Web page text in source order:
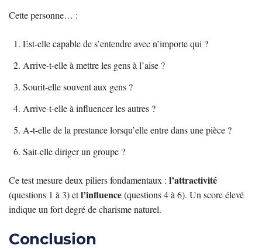
Cette personne… :
Est-elle capable de s’entendre avec n’importe qui ?
Arrive-t-elle à mettre les gens à l’aise ?
Sourit-elle souvent aux gens ?
Arrive-t-elle à influencer les autres ?
A-t-elle de la prestance lorsqu’elle entre dans une pièce ?
Sait-elle diriger un groupe ?
Ce test mesure deux piliers fondamentaux : l’attractivité
(questions 1 à 3) etl’influence(questions 4 à 6). Un score élevé
indique un fort degré de charisme naturel.
Conclusion